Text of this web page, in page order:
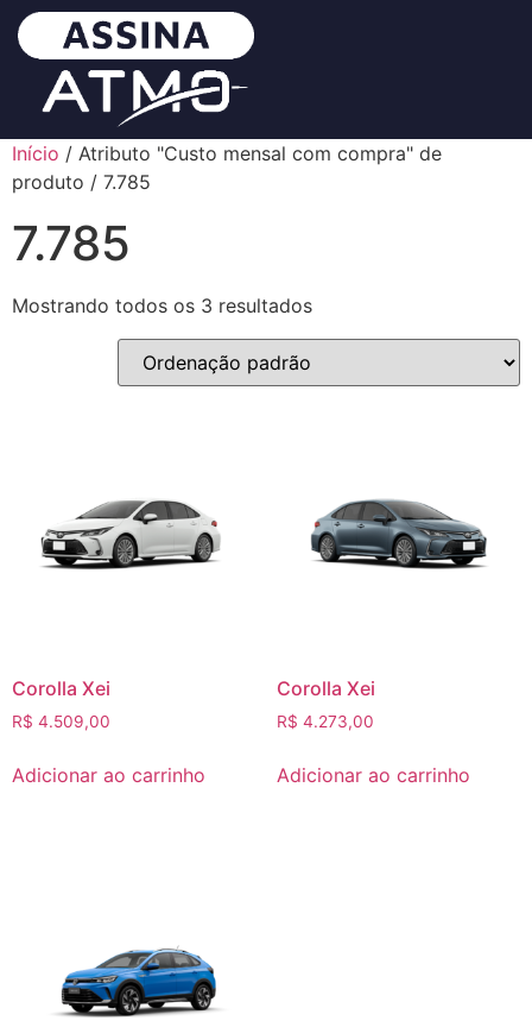
Início / Atributo "Custo mensal com compra" de
produto / 7.785
7.785
Mostrando todos os 3 resultados
Corolla Xei
R$ 4.509,00
Adicionar ao carrinho
Corolla Xei
R$ 4.273,00
Adicionar ao carrinho